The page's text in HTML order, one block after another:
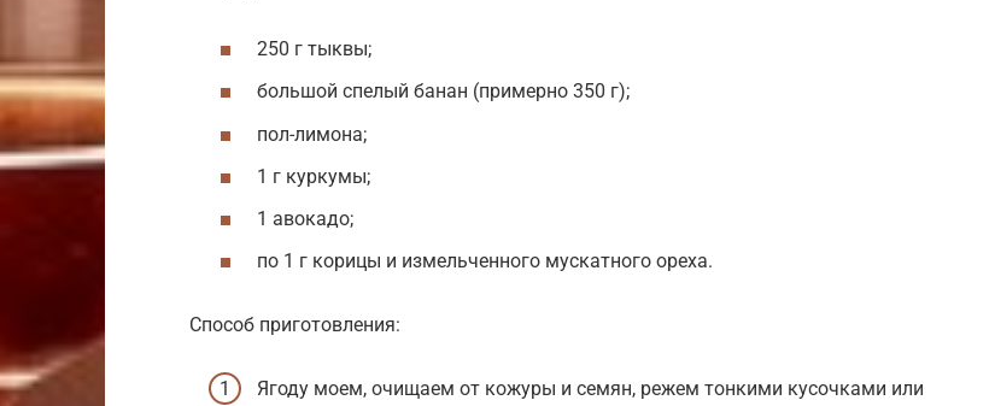
250 г тыквы;
большой спелый банан (примерно 350 г);
пол-лимона;
1 г куркумы;
1 авокадо;
по 1 г корицы и измельченного мускатного ореха.
Способ приготовления:
Ягоду моем, очищаем от кожуры и семян, режем тонкими кусочками или